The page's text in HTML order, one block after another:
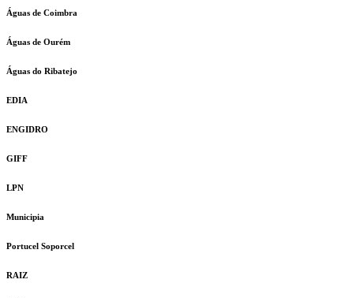
Águas de Coimbra
Águas de Ourém
Águas do Ribatejo
EDIA
ENGIDRO
GIFF
LPN
Municipia
Portucel Soporcel
RAIZ